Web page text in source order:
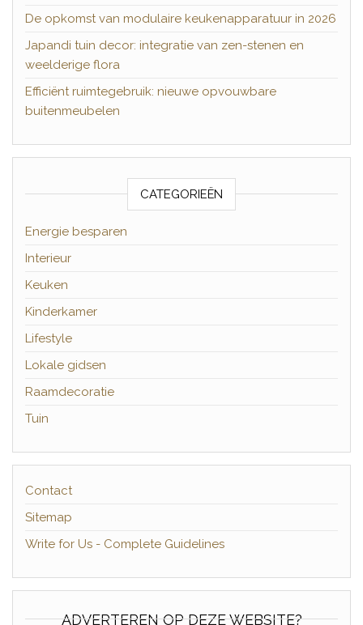
De opkomst van modulaire keukenapparatuur in 2026
Japandi tuin decor: integratie van zen-stenen en
weelderige flora
Efficiënt ruimtegebruik: nieuwe opvouwbare
buitenmeubelen
CATEGORIEËN
Energie besparen
Interieur
Keuken
Kinderkamer
Lifestyle
Lokale gidsen
Raamdecoratie
Tuin
Contact
Sitemap
Write for Us - Complete Guidelines
ADVERTEREN OP DEZE WEBSITE?